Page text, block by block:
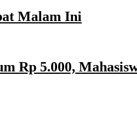
Malam Ini
Rp 5.000,